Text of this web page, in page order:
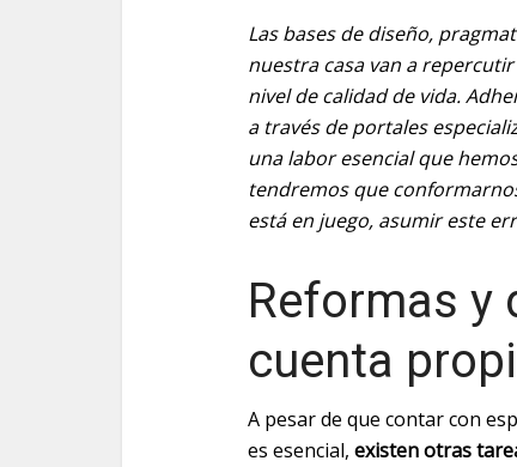
Las bases de diseño,
nuestra casa van a
nivel de calidad de vida.
a través de portales
una labor esencial que
tendremos que
está en juego, asumir este
Reformas y
cuenta
A pesar de que contar con
es esencial, existen otras